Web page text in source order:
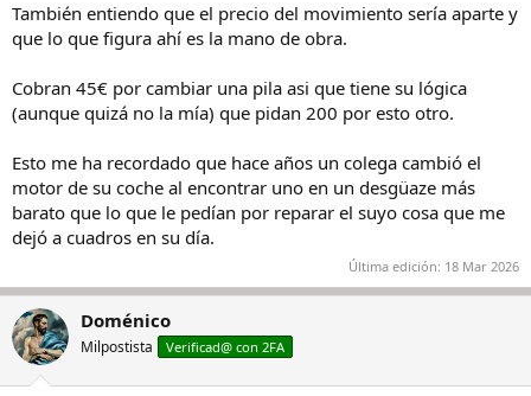
También entiendo que el precio del movimiento sería aparte y
que lo que figura ahí es la mano de obra.
Cobran 45€ por cambiar una pila asi que tiene su lógica
(aunque quizá no la mía) que pidan 200 por esto otro.
Esto me ha recordado que hace años un colega cambió el
motor de su coche al encontrar uno en un desgüaze más
barato que lo que le pedían por reparar el suyo cosa que me
dejó a cuadros en su día.
Última edición: 18 Mar 2026
Doménico
Milpostista Verificad@ con 2FA